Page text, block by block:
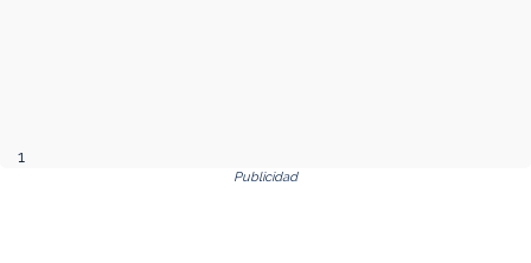
1
Publicidad